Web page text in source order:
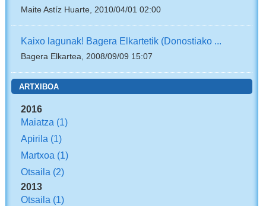
Maite Astíz Huarte, 2010/04/01 02:00
Kaixo lagunak! Bagera Elkartetik (Donostiako ...
Bagera Elkartea, 2008/09/09 15:07
ARTXIBOA
2016
Maiatza (1)
Apirila (1)
Martxoa (1)
Otsaila (2)
2013
Otsaila (1)